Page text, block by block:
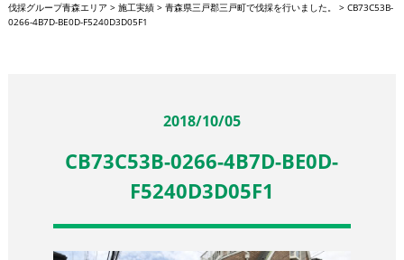
伐採グループ青森エリア > 施工実績> 青森県三戸郡三戸町で伐採を行いました。 > CB73C53B-
0266-4B7D-BE0D-F5240D3D05F1
2018/10/05
CB73C53B-0266-4B7D-BE0D-
F5240D3D05F1